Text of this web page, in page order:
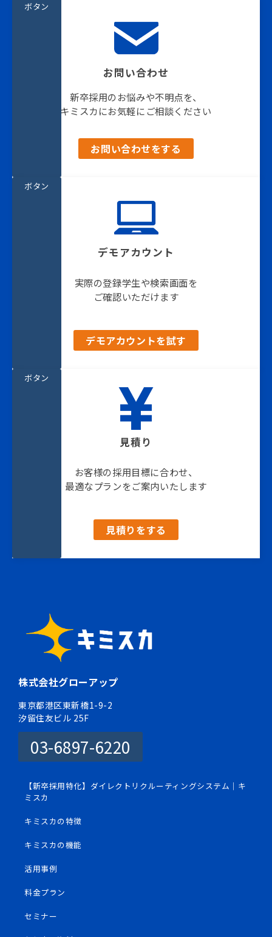
お問い合わせ
新卒採用のお悩みや不明点を、
キミスカにお気軽にご相談ください
ボタン
お問い合わせをする
デモアカウント
実際の登録学生や検索画面を
ご確認いただけます
ボタン
デモアカウントを試す
見積り
お客様の採用目標に合わせ、
最適なプランをご案内いたします
ボタン
見積りをする
株式会社グローアップ
東京都港区東新橋1-9-2
汐留住友ビル 25F
03-6897-6220
【新卒採用特化】ダイレクトリクルーティングシステム｜キ
ミスカ
キミスカの特徴
キミスカの機能
活用事例
料金プラン
セミナー